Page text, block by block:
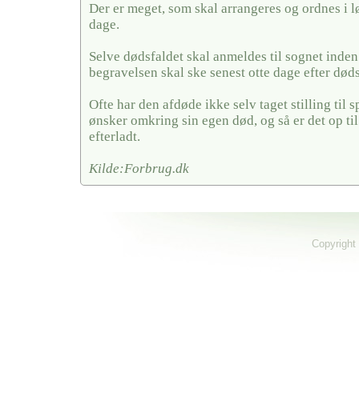
Der er meget, som skal arrangeres og ordnes i
dage.
Selve dødsfaldet skal anmeldes til sognet
begravelsen skal ske senest otte dage efter
Ofte har den afdøde ikke selv taget stilling til
ønsker omkring sin egen død, og så er det op
efterladt.
Kilde:Forbrug.dk